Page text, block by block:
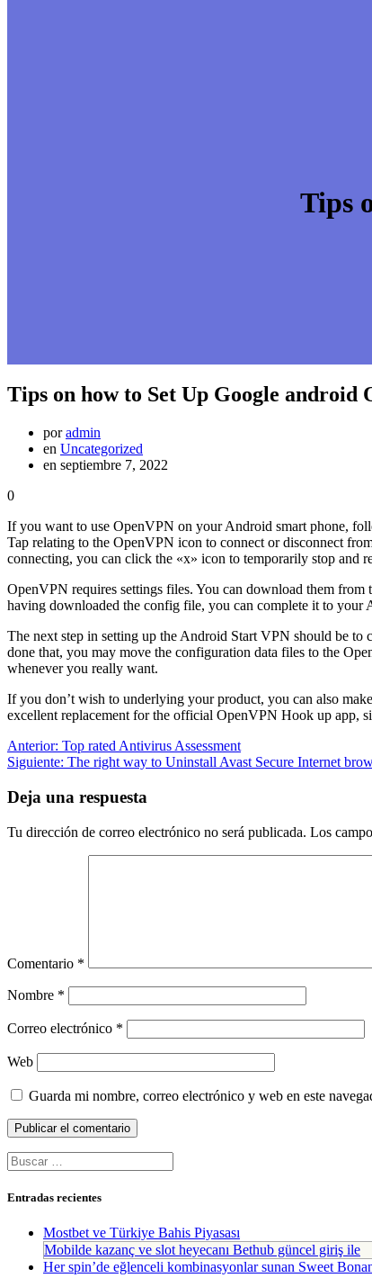
Tips
Tips on how to Set Up Google android
poradmin
en Uncategorized
en septiembre 7, 2022
0
If you want to use OpenVPN on your Android smart phone,
Tap relating to the OpenVPN icon to connect or disconnect
connecting, you can click the «x» icon to temporarily stop and
OpenVPN requires settings files. You can download them
having downloaded the config file, you can complete it to
The next step in setting up the Android Start VPN should be
done that, you may move the configuration data files to the
whenever you really want.
If you don’t wish to underlying your product, you can also
excellent replacement for the official OpenVPN Hook up app,
Navegación
de
entradas
Anterior: Entrada
anterior:
Top rated Antivirus Assessment
Siguiente: Siguiente
The right way to Uninstall Avast Secure Internet
Deja una respuesta
Tu dirección de correo electrónico no será publicada. Los
Comentario *
Nombre *
Correo electrónico *
Web
Guarda mi nombre, correo electrónico y web en este
Buscar:
Entradas recientes
Mostbet ve Türkiye Bahis Piyasası
Mobilde kazanç ve slot heyecanı Bethub güncel giriş ile
Her spin’de eğlenceli kombinasyonlar sunan Sweet